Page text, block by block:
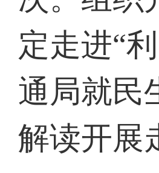
定走进“
通局就民
解读开展